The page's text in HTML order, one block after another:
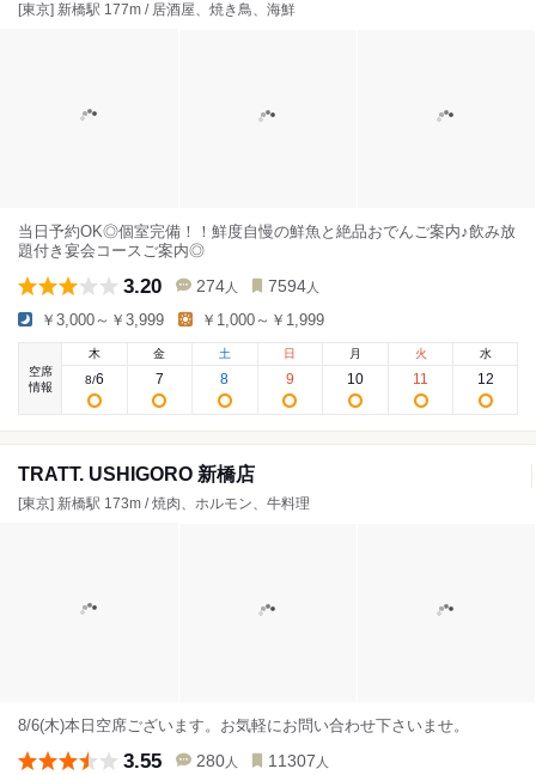
[東京] 新橋駅 177m / 居酒屋、焼き鳥、海鮮
当日予約OK◎個室完備！！鮮度自慢の鮮魚と絶品おでんご案内♪飲み放
題付き宴会コースご案内◎
3.20 274 人 7594 人
￥3,000～￥3,999 ￥1,000～￥1,999
空席
情報
木
8/6
金
7
土
8
日
9
月
10
火
11
水
12
TRATT. USHIGORO 新橋店
[東京] 新橋駅 173m / 焼肉、ホルモン、牛料理
8/6(木)本日空席ございます。お気軽にお問い合わせ下さいませ。
3.55 280 人 11307 人